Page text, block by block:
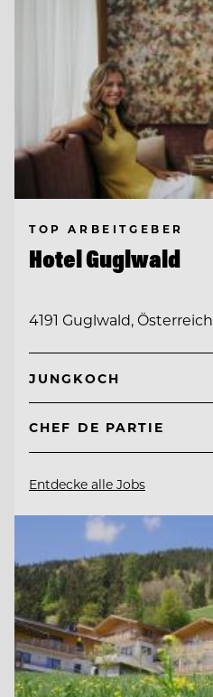
TOP ARBEITGEBER
Hotel Guglwald
4191 Guglwald, Österreich
JUNGKOCH
CHEF DE PARTIE
Entdecke alle Jobs